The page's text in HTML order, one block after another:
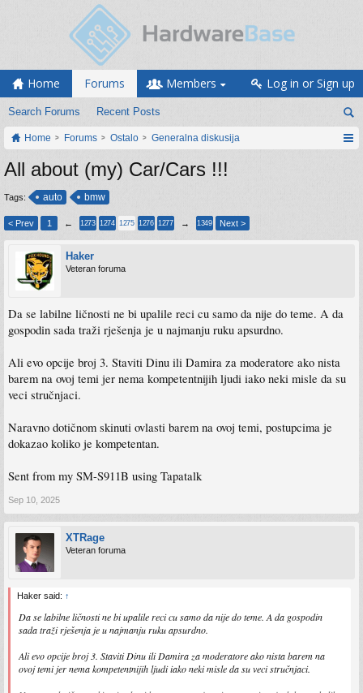
Home Forums
Search Forums Recent Posts
Members Log in or Sign up
Home Forums Ostalo Generalna diskusija
All about (my) Car/Cars !!!
Tags: auto bmw
< Prev 1 ← 1273 1274 1275 1276 1277 → 1349 Next >
Haker
Veteran foruma
Da se labilne ličnosti ne bi upalile reci cu samo da nije do teme. A da
gospodin sada traži rješenja je u najmanju ruku apsurdno.
Ali evo opcije broj 3. Staviti Dinu ili Damira za moderatore ako nista
barem na ovoj temi jer nema kompetentnijih ljudi iako neki misle da su
veci stručnjaci.
Naravno dotičnom skinuti ovlasti barem na ovoj temi, postupcima je
dokazao koliko je kompetentan.
Sent from my SM-S911B using Tapatalk
Sep 10, 2025
XTRage
Veteran foruma
Haker said: ↑
Da se labilne ličnosti ne bi upalile reci cu samo da nije do teme. A da gospodin
sada traži rješenja je u najmanju ruku apsurdno.
Ali evo opcije broj 3. Staviti Dinu ili Damira za moderatore ako nista barem na
ovoj temi jer nema kompetentnijih ljudi iako neki misle da su veci stručnjaci.